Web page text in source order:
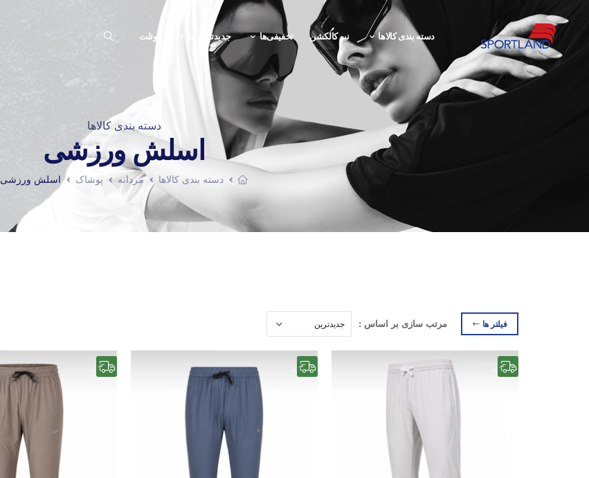
دسته بندی کالاها نیو کالکشن تخفیفی‌ها جدیدترین ها اوتلت
دسته بندی کالاها
اسلش ورزشی
دسته بندی کالاها مردانه پوشاک اسلش ورزشی
فیلتر ها مرتب سازی بر اساس :